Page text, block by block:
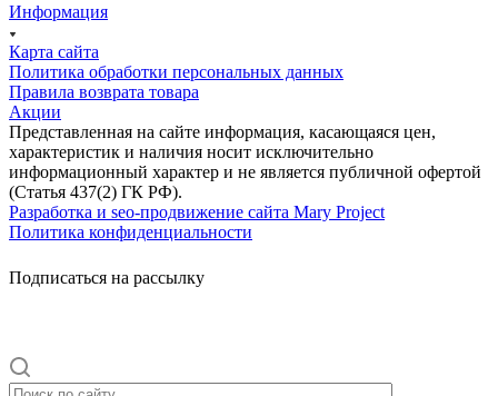
Информация
Карта сайта
Политика обработки персональных данных
Правила возврата товара
Акции
Представленная на сайте информация, касающаяся цен,
характеристик и наличия носит исключительно
информационный характер и не является публичной офертой
(Статья 437(2) ГК РФ).
Разработка и seo-продвижение сайта Mary Project
Политика конфиденциальности
Подписаться на рассылку